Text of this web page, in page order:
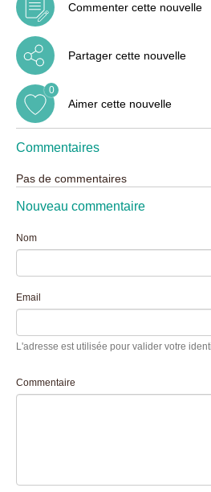
Commenter cette nouvelle
Partager cette nouvelle
Aimer cette nouvelle
0
Commentaires
Pas de commentaires
Nouveau commentaire
Nom
Email
L'adresse est utilisée pour valider votre
Commentaire